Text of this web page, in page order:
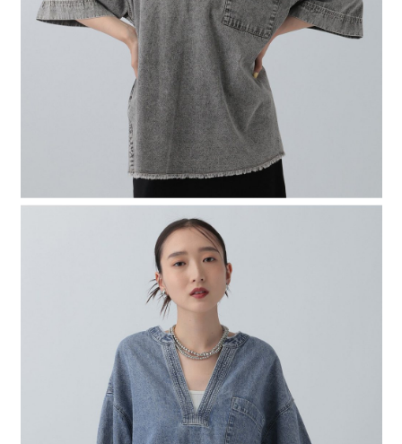
【注意事項】
１．透過由恩沛科技股份有限公司提供之「AFTEE先享後付」服務完成之交
易，需依本服務之必要範圍內提供個人資料，並將交易相關給付款項請求債
權轉讓予恩沛科技股份有限公司。
２．關於個人資料處理事宜，請瀏覽以下網址：https://aftee.tw/terms/#terms3
３．未成年的使用者請事先徵得法定代理人或監護人之同意方可使用
「AFTEE先享後付」，若未經同意申辦者引起之損失，本公司不負相關責
４．使用「AFTEE先享後付」時，將依據個別帳號之用戶狀況，依本公司即
時審查核予不同之上限額度；若仍有額度不足之情形，本公司將視審查結果
請求用戶進行身份認證。
５．嚴禁一人註冊多個帳號或使用他人資訊註冊。若發現惡意使用之情形，
恩沛科技股份有限公司將有權停止該用戶之使用額度並採取法律行動。